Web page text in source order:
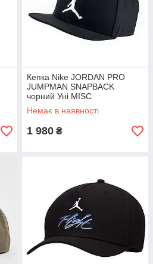
Кепка Nike JORDAN PRO
JUMPMAN SNAPBACK
чорний Уні MISC
Немає в наявності
1 980 ₴